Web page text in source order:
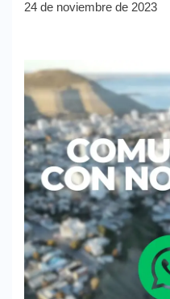
24 de noviembre de 2023